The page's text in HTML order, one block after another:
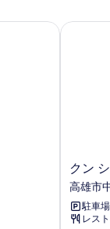
ク
ン
シ
ャ
ン
クン
高雄市
駐車
レス
クン シ